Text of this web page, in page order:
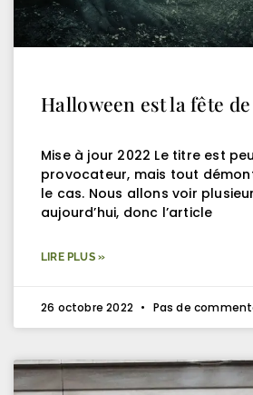
Halloween est la fête
Mise à jour 2022 Le titre est
provocateur, mais tout
le cas. Nous allons voir
aujourd’hui, donc l’article
LIRE PLUS »
26 octobre 2022 Pas de